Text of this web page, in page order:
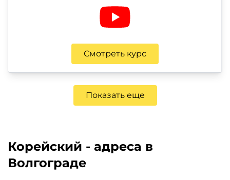
Смотреть курс
Показать еще
Корейский - адреса в
Волгограде